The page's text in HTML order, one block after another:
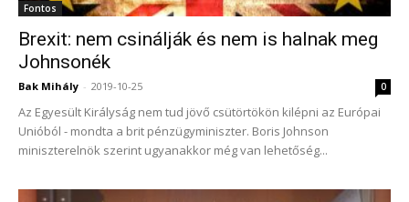
Fontos
Brexit: nem csinálják és nem is halnak meg
Johnsonék
Bak Mihály - 2019-10-25 0
Az Egyesült Királyság nem tud jövő csütörtökön kilépni az Európai
Unióból - mondta a brit pénzügyminiszter. Boris Johnson
miniszterelnök szerint ugyanakkor még van lehetőség...